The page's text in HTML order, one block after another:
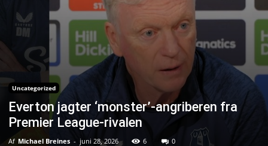
Uncategorized
Everton jagter ‘monster’-angriberen fra
Premier League-rivalen
Af Michael Breines - juni 28, 2026 6 0